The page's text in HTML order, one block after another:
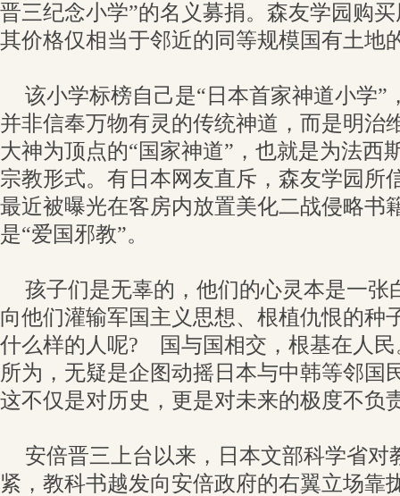
晋三纪念小学”的名义募捐。森友学园购
其价格仅相当于邻近的同等规模国有土地
该小学标榜自己是“日本首家神道小学”
并非信奉万物有灵的传统神道，而是明治
大神为顶点的“国家神道”，也就是为法西
宗教形式。有日本网友直斥，森友学园所
最近被曝光在客房内放置美化二战侵略书
是“爱国邪教”。
孩子们是无辜的，他们的心灵本是一张
向他们灌输军国主义思想、根植仇恨的种
什么样的人呢? 国与国相交，根基在人民
所为，无疑是企图动摇日本与中韩等邻国
这不仅是对历史，更是对未来的极度不负
安倍晋三上台以来，日本文部科学省对
紧，教科书越发向安倍政府的右翼立场靠